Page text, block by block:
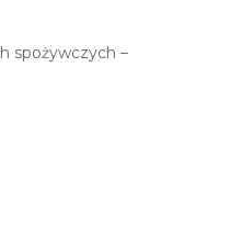
spożywczych –